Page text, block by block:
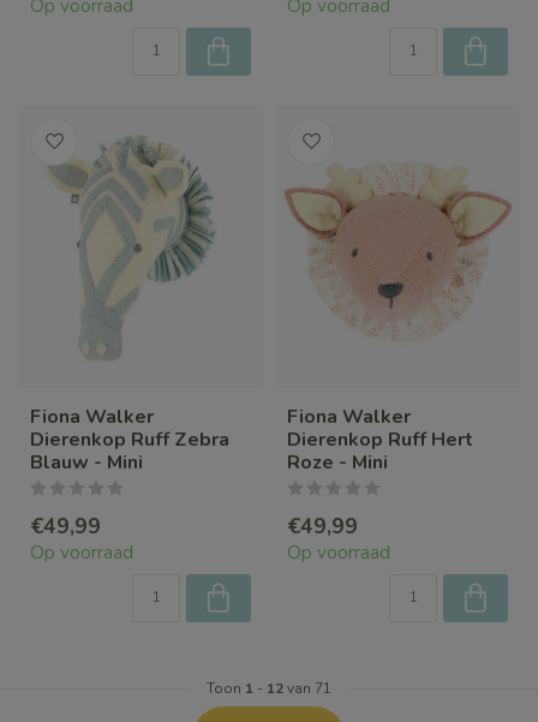
Op voorraad Op voorraad
Fiona Walker
Dierenkop Ruff Zebra
Blauw - Mini
€49,99
Op voorraad
Fiona Walker
Dierenkop Ruff Hert
Roze - Mini
€49,99
Op voorraad
Toon 1 - 12van 71